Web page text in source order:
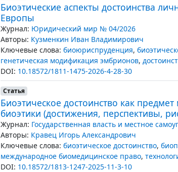
Биоэтические аспекты достоинства
Европы
Журнал: Юридический мир № 04/2026
Авторы: Кузменкин Иван Владимирович
Ключевые слова: биоюриспруденция,
генетическая модификация эмбрионов,
DOI: 10.18572/1811-1475-2026-4-28-30
Статья
Биоэтическое достоинство как
биоэтики (достижения, перспективы,
Журнал: Государственная власть и местное
Авторы: Кравец Игорь Александрович
Ключевые слова: биоэтическое достоинство,
международное биомедицинское право,
DOI: 10.18572/1813-1247-2025-11-3-10